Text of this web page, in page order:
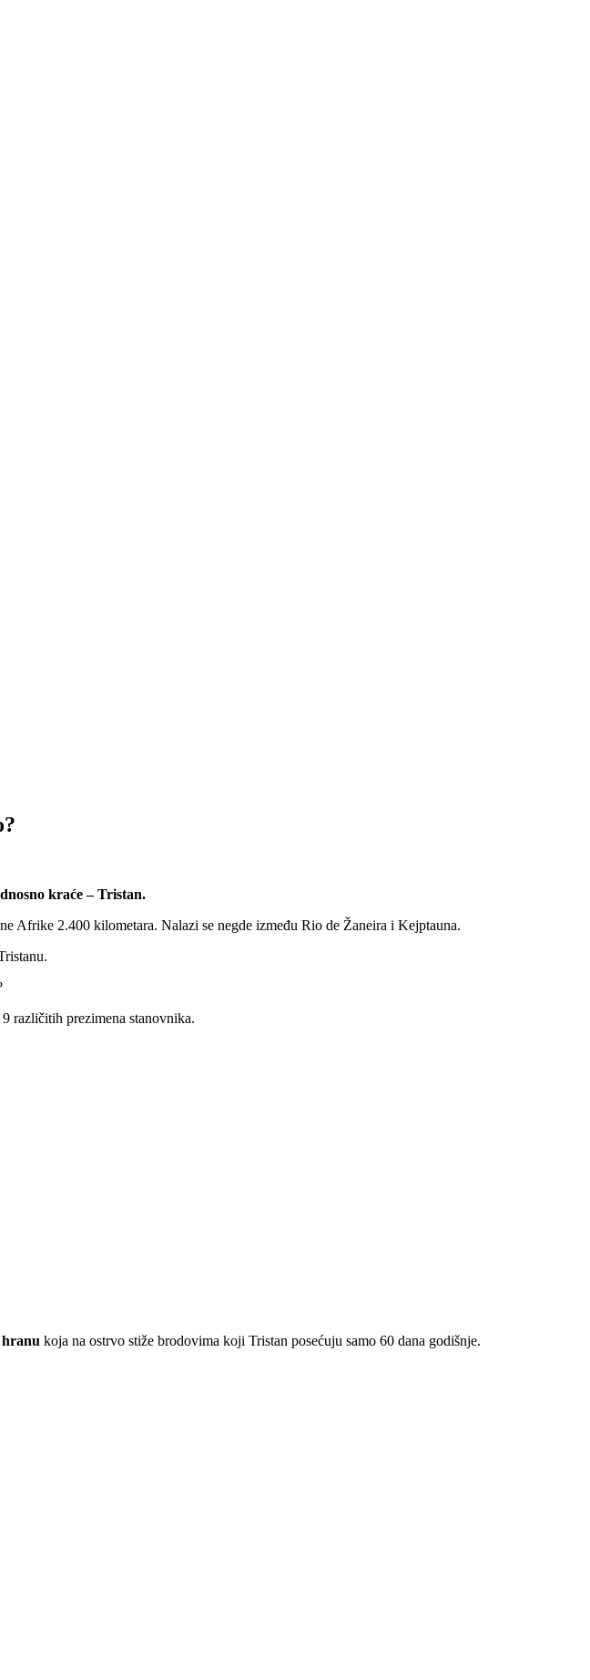
kraće – Tristan.
Afrike 2.400 kilometara. Nalazi se negde između Rio de Žaneira i Kejptauna.
različitih prezimena stanovnika.
hranu koja na ostrvo stiže brodovima koji Tristan posećuju samo 60 dana godišnje.